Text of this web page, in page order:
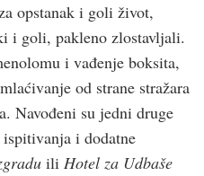
opstanak i goli život,
i goli, pakleno zlostavljali.
i vađenje boksita,
od strane stražara
Navođeni su jedni druge
i dodatne
ili Hotel za Udbaše